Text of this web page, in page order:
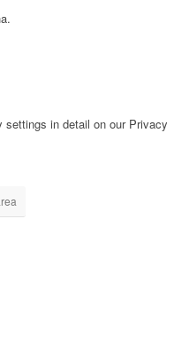
settings in detail on our Privacy